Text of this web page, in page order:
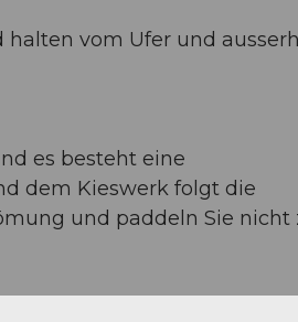
vom Ufer und
es besteht eine
dem Kieswerk folgt die
und paddeln Sie nicht